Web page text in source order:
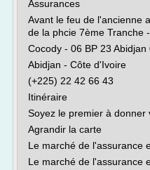
Assurances
Avant le feu de l'ancienne
de la phcie 7ème Tranche
Cocody - 06 BP 23 Abidjan
Abidjan - Côte d'Ivoire
(+225) 22 42 66 43
Itinéraire
Soyez le premier à donner
Agrandir la carte
Le marché de l'assurance
Le marché de l'assurance